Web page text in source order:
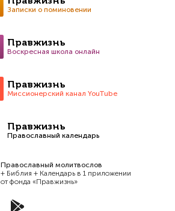
Записки о поминовении
Правжизнь
Воскресная школа онлайн
Правжизнь
Миссионерский канал YouTube
Правжизнь
Православный календарь
Православный молитвослов
+ Библия + Календарь в 1 приложении
от фонда «Правжизнь»